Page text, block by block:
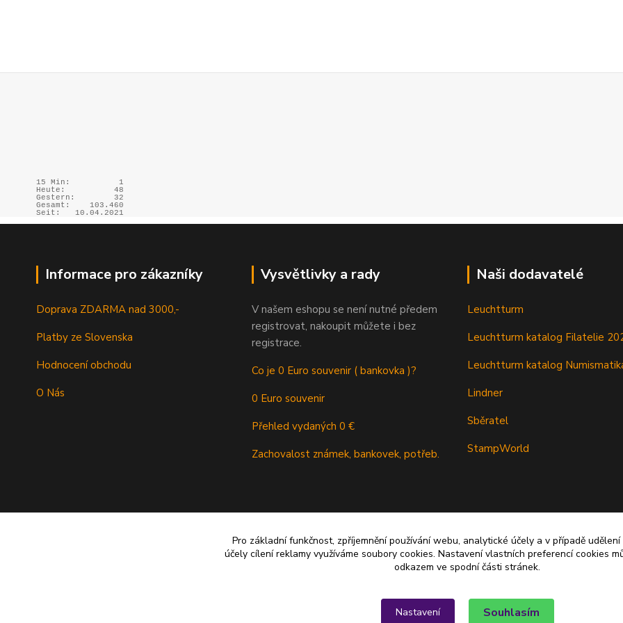
15 Min:
1
Heute:
48
Gestern:
32
Gesamt:
103.460
Seit:
10.04.2021
Informace pro zákazníky
Doprava ZDARMA nad 3000,-
Platby ze Slovenska
Hodnocení obchodu
O Nás
Vysvětlivky a rady
V našem eshopu se není nutné předem
registrovat, nakoupit můžete i bez
registrace.
Co je 0 Euro souvenir ( bankovka )?
0 Euro souvenir
Přehled vydaných 0 €
Zachovalost známek, bankovek, potřeb.
Naši dodavatelé
Leuchtturm
Leuchtturm katalog Filatelie
Leuchtturm katalog
Lindner
Sběratel
StampWorld
Pro základní funkčnost, zpříjemnění používání webu, analytické účely a v případě
účely cílení reklamy využíváme soubory cookies. Nastavení vlastních preferencí cookies
odkazem ve spodní části stránek.
Nastavení Souhlasím